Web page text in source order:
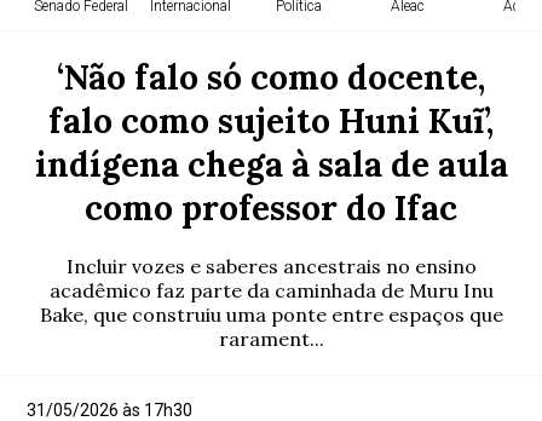
Senado Federal Internacional Política Aleac Acre
‘Não falo só como docente,
falo como sujeito Huni Kuĩ’,
indígena chega à sala de aula
como professor do Ifac
Incluir vozes e saberes ancestrais no ensino
acadêmico faz parte da caminhada de Muru Inu
Bake, que construiu uma ponte entre espaços que
rarament...
31/05/2026 às 17h30